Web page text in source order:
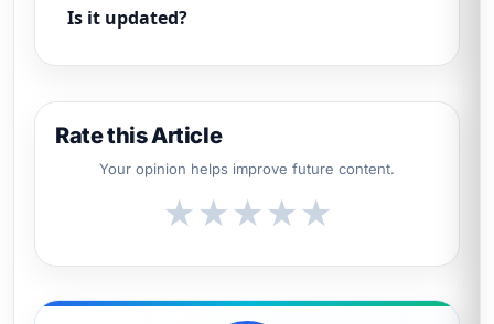
Is it updated?
Rate this Article
Your opinion helps improve future content.
★★★★★